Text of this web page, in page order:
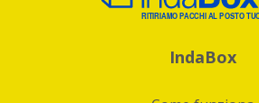
IndaBox